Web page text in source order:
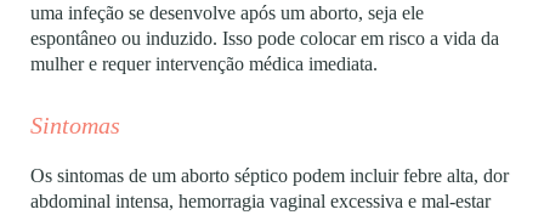
uma infeção se desenvolve após um aborto, seja ele
espontâneo ou induzido. Isso pode colocar em risco a vida da
mulher e requer intervenção médica imediata.
Sintomas
Os sintomas de um aborto séptico podem incluir febre alta, dor
abdominal intensa, hemorragia vaginal excessiva e mal-estar